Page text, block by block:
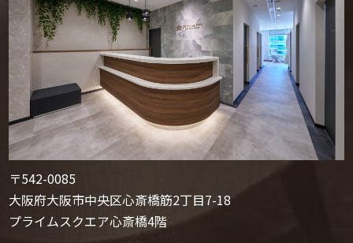
〒542-0085
大阪府大阪市中央区心斎橋筋2丁目7-18
プライムスクエア心斎橋4階